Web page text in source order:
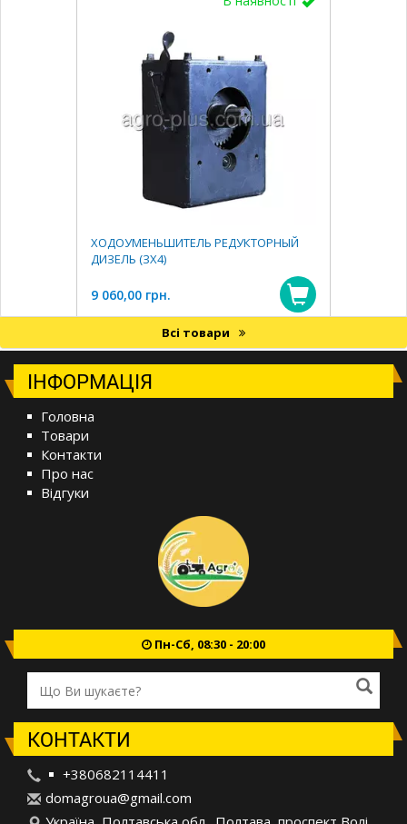
ХОДОУМЕНЬШИТЕЛЬ РЕДУКТОРНЫЙ
ДИЗЕЛЬ (ЗХ4)
9 060,00 грн.
Всі товари
ІНФОРМАЦІЯ
Головна
Товари
Контакти
Про нас
Відгуки
Пн-Сб, 08:30 - 20:00
КОНТАКТИ
+380682114411
domagroua@gmail.com